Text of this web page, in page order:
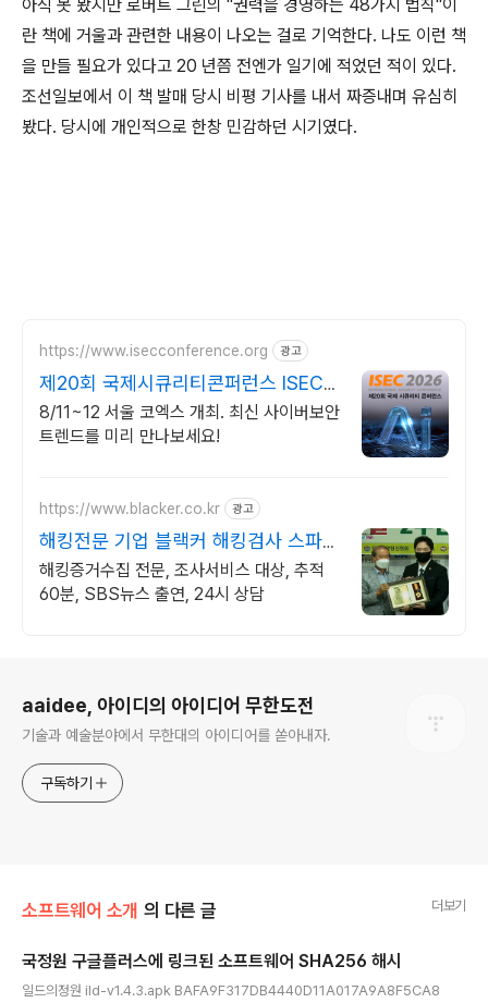
아직 못 봤지만 로버트 그린의 "권력을 경영하는 48가지 법칙"이
란 책에 거울과 관련한 내용이 나오는 걸로 기억한다. 나도 이런 책
을 만들 필요가 있다고 20 년쯤 전엔가 일기에 적었던 적이 있다.
조선일보에서 이 책 발매 당시 비평 기사를 내서 짜증내며 유심히
봤다. 당시에 개인적으로 한창 민감하던 시기였다.
https://www.isecconference.org 광고
제20회 국제시큐리티콘퍼런스 ISEC
2026
8/11~12 서울 코엑스 개최. 최신 사이버보안
트렌드를 미리 만나보세요!
https://www.blacker.co.kr 광고
해킹전문 기업 블랙커 해킹검사 스파이
앱 탐지 전문
해킹증거수집 전문, 조사서비스 대상, 추적
60분, SBS뉴스 출연, 24시 상담
aaidee, 아이디의 아이디어 무한도전
기술과 예술분야에서 무한대의 아이디어를 쏟아내자.
구독하기
소프트웨어 소개 의 다른 글 더보기
국정원 구글플러스에 링크된 소프트웨어 SHA256 해시
일드의정원 ild-v1.4.3.apk BAFA9F317DB4440D11A017A9A8F5CA8